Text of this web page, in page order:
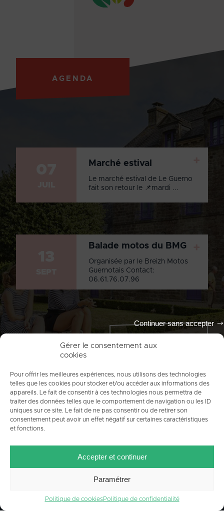
Gérer le consentement aux
cookies
Pour offrir les meilleures expériences, nous utilisons des technologies
telles que les cookies pour stocker et/ou accéder aux informations des
appareils. Le fait de consentir à ces technologies nous permettra de
traiter des données telles que le comportement de navigation ou les ID
uniques sur ce site. Le fait de ne pas consentir ou de retirer son
consentement peut avoir un effet négatif sur certaines caractéristiques
et fonctions.
Accepter et continuer
Continuer sans accepter
Paramétrer
Politique de cookiesPolitique de confidentialité
AGENDA
Marché estival
Le marché estival de Le Guerno
fait son retour le 📌mardi ...
Balade motos du BMG
Organisée par le Breizh Motos
Guernotais Contact:
06.61.76.07.96
PLAN DU SITE
MENTIONS LÉGALES
CRÉDITS POLITIQUE DE COOKIES (UE)